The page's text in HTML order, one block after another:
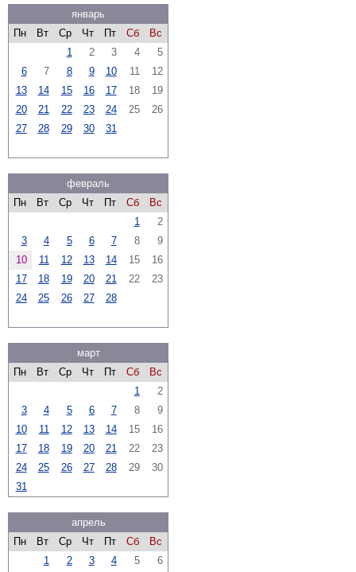
январь
Пн
Вт Ср Чт Пт Сб
Вс
1
2 3 4
5
6
7 8 9 10 11
12
13
14 15 16 17 18
19
20
21 22 23 24 25
26
27
28 29 30 31
февраль
Пн
Вт Ср Чт Пт Сб
Вс
1
2
3
4 5 6 7 8
9
10
11 12 13 14 15
16
17
18 19 20 21 22
23
24
25 26 27 28
март
Пн
Вт Ср Чт Пт Сб
Вс
1
2
3
4 5 6 7 8
9
10
11 12 13 14 15
16
17
18 19 20 21 22
23
24
25 26 27 28 29
30
31
апрель
Пн
Вт Ср Чт Пт Сб
Вс
1
2 3 4 5
6